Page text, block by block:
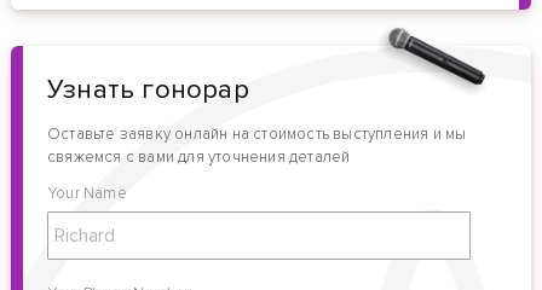
Узнать гонорар
Оставьте заявку онлайн на стоимость выступления и мы
свяжемся с вами для уточнения деталей
Your Name